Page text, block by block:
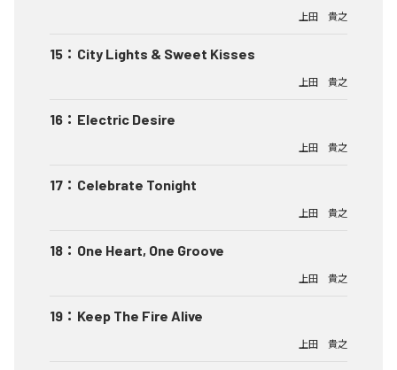
上田 貴之
15 ： City Lights & Sweet Kisses
上田 貴之
16 ： Electric Desire
上田 貴之
17 ： Celebrate Tonight
上田 貴之
18 ： One Heart, One Groove
上田 貴之
19 ： Keep The Fire Alive
上田 貴之